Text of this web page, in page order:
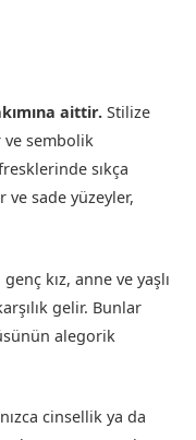
aittir. Stilize
sembolik
sıkça
sade yüzeyler,
kız, anne ve yaşlı
gelir. Bunlar
alegorik
cinsellik ya da